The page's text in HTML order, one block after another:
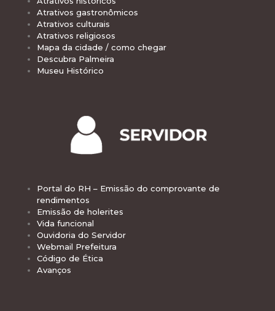
Atrativos gastronômicos
Atrativos culturais
Atrativos religiosos
Mapa da cidade / como chegar
Descubra Palmeira
Museu Histórico
Portal do RH – Emissão do comprovante de
rendimentos
Emissão de holerites
Vida funcional
Ouvidoria do Servidor
Webmail Prefeitura
Código de Ética
Avanços